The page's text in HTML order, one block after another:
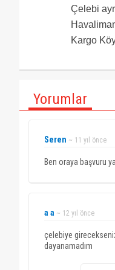
Çelebi
Kargo
Yorumlar
Seren ~ 11 yıl önce
Ben oraya başvuru
a a ~ 12 yıl önce
çelebiye
dayanamadım